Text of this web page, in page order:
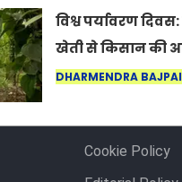
विश्व पर्यावरण
खेती से किसान की
बढ़कर ₹3 लाख प्रति
DHARMENDRA BAJPAI
Cookie Policy